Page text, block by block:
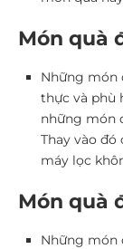
Món quà
Những món
thực và phù
những món
Thay vào
máy lọc
Món quà
Những món